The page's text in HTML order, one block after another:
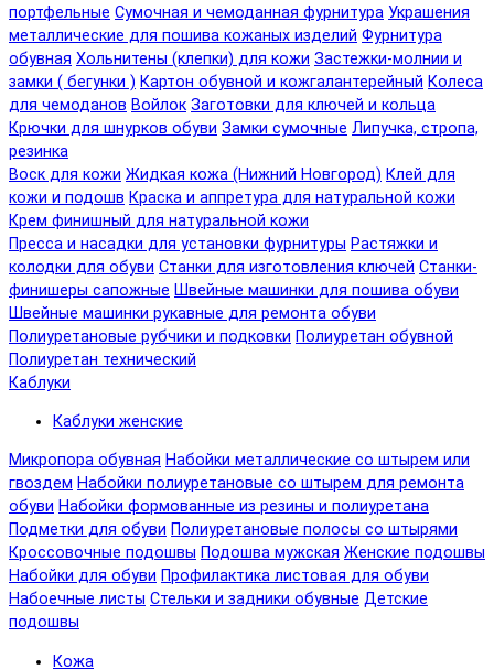
портфельные Сумочная и чемоданная фурнитура Украшения
металлические для пошива кожаных изделий Фурнитура
обувная Хольнитены (клепки) для кожи Застежки-молнии и
замки ( бегунки ) Картон обувной и кожгалантерейный Колеса
для чемоданов Войлок Заготовки для ключей и кольца
Крючки для шнурков обуви Замки сумочные Липучка, стропа,
резинка
Воск для кожи Жидкая кожа (Нижний Новгород) Клей для
кожи и подошв Краска и аппретура для натуральной кожи
Крем финишный для натуральной кожи
Пресса и насадки для установки фурнитуры Растяжки и
колодки для обуви Станки для изготовления ключей Станки-
финишеры сапожные Швейные машинки для пошива обуви
Швейные машинки рукавные для ремонта обуви
Полиуретановые рубчики и подковки Полиуретан обувной
Полиуретан технический
Каблуки
Каблуки женские
Микропора обувная Набойки металлические со штырем или
гвоздем Набойки полиуретановые со штырем для ремонта
обуви Набойки формованные из резины и полиуретана
Подметки для обуви Полиуретановые полосы со штырями
Кроссовочные подошвы Подошва мужская Женские подошвы
Набойки для обуви Профилактика листовая для обуви
Набоечные листы Стельки и задники обувные Детские
подошвы
Кожа